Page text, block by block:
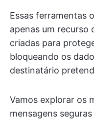
Essas ferramentas
apenas um
criadas para
bloqueando os
destinatário
Vamos explorar os
mensagens